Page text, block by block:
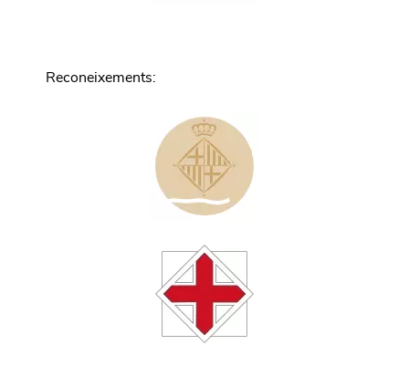
Reconeixements: